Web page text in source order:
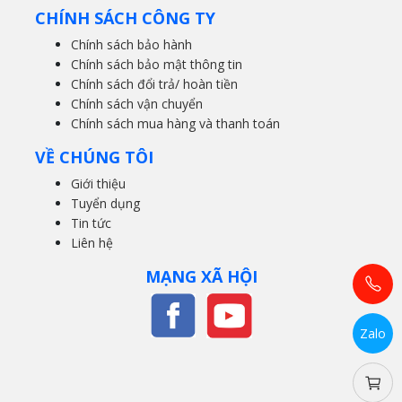
CHÍNH SÁCH CÔNG TY
Chính sách bảo hành
Chính sách bảo mật thông tin
Chính sách đổi trả/ hoàn tiền
Chính sách vận chuyển
Chính sách mua hàng và thanh toán
VỀ CHÚNG TÔI
Giới thiệu
Tuyển dụng
Tin tức
Liên hệ
MẠNG XÃ HỘI
Zalo